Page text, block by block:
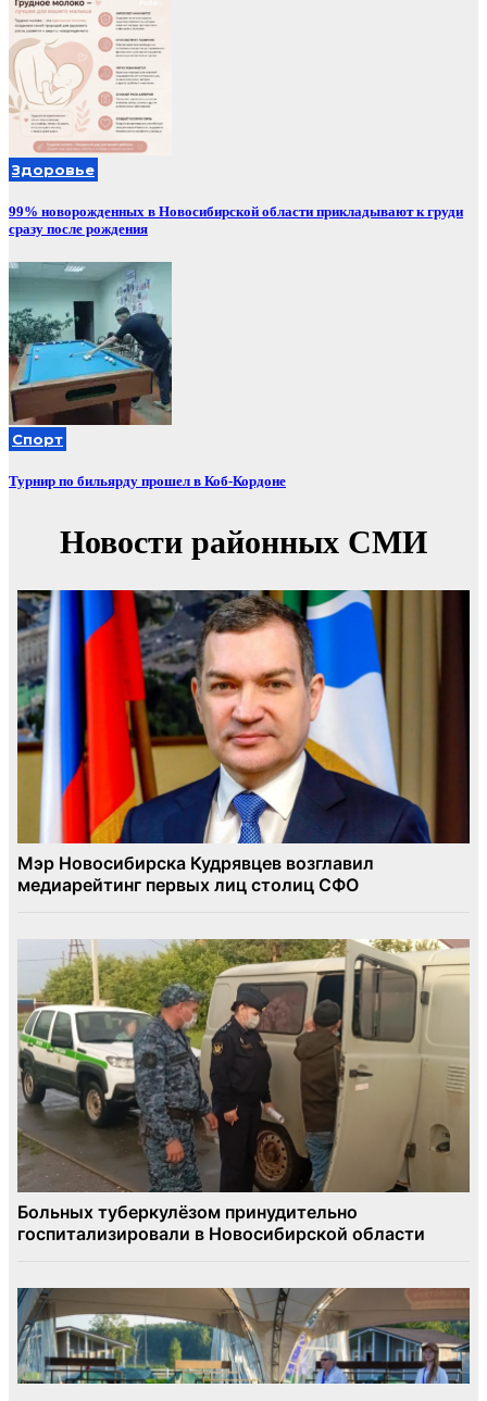
Здоровье
99% новорожденных в Новосибирской области прикладывают к груди
сразу после рождения
Спорт
Турнир по бильярду прошел в Коб-Кордоне